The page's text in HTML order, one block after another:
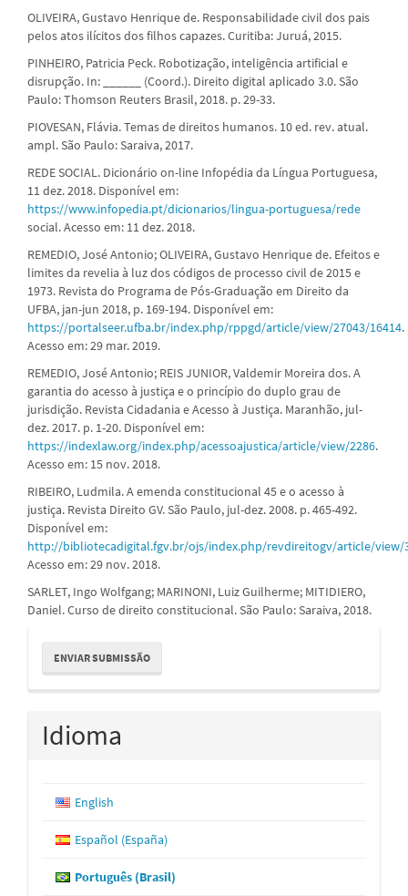
OLIVEIRA, Gustavo Henrique de. Responsabilidade civil dos pais
pelos atos ilícitos dos filhos capazes. Curitiba: Juruá, 2015.
PINHEIRO, Patricia Peck. Robotização, inteligência artificial e
disrupção. In: ______ (Coord.). Direito digital aplicado 3.0. São
Paulo: Thomson Reuters Brasil, 2018. p. 29-33.
PIOVESAN, Flávia. Temas de direitos humanos. 10 ed. rev. atual.
ampl. São Paulo: Saraiva, 2017.
REDE SOCIAL. Dicionário on-line Infopédia da Língua Portuguesa,
11 dez. 2018. Disponível em:
https://www.infopedia.pt/dicionarios/lingua-portuguesa/rede
social. Acesso em: 11 dez. 2018.
REMEDIO, José Antonio; OLIVEIRA, Gustavo Henrique de. Efeitos e
limites da revelia à luz dos códigos de processo civil de 2015 e
1973. Revista do Programa de Pós-Graduação em Direito da
UFBA, jan-jun 2018, p. 169-194. Disponível em:
https://portalseer.ufba.br/index.php/rppgd/article/view/27043/16414.
Acesso em: 29 mar. 2019.
REMEDIO, José Antonio; REIS JUNIOR, Valdemir Moreira dos. A
garantia do acesso à justiça e o princípio do duplo grau de
jurisdição. Revista Cidadania e Acesso à Justiça. Maranhão, jul-
dez. 2017. p. 1-20. Disponível em:
https://indexlaw.org/index.php/acessoajustica/article/view/2286.
Acesso em: 15 nov. 2018.
RIBEIRO, Ludmila. A emenda constitucional 45 e o acesso à
justiça. Revista Direito GV. São Paulo, jul-dez. 2008. p. 465-492.
Disponível em:
http://bibliotecadigital.fgv.br/ojs/index.php/revdireitogv/article/view/
Acesso em: 29 nov. 2018.
SARLET, Ingo Wolfgang; MARINONI, Luiz Guilherme; MITIDIERO,
Daniel. Curso de direito constitucional. São Paulo: Saraiva, 2018.
Enviar
Submissão
ENVIAR SUBMISSÃO
Idioma
English
Español (España)
Português (Brasil)